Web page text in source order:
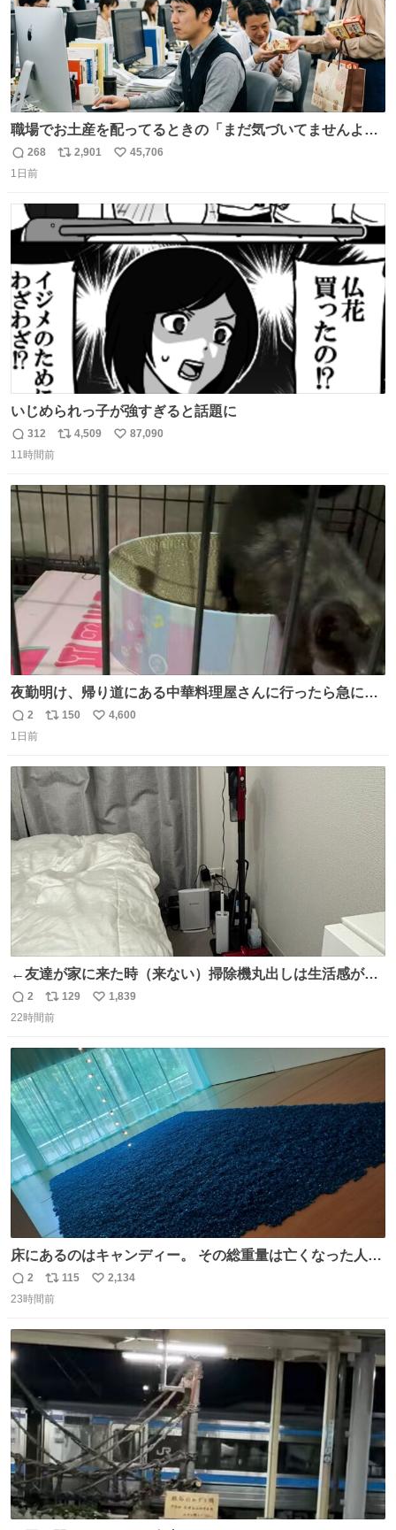
職場でお土産を配ってるときの「まだ気づいてませんよ」
的な演技が毎回シンドい。
返
信
268
リ
ト
数
2,901
い
数
45,706
1日前
いじめられっ子が強すぎると話題に
返
信
312
リ
ト
数
4,509
い
数
87,090
11時間前
夜勤明け、帰り道にある中華料理屋さんに行ったら急に
「トイレニネコチャンイルヨ！ドウブツスキデショ！」と
言われ(好きだけどさ……)とトイレ行ったらまじで可愛い
ね〜〜〜！
返
信
2
リ
ト
150
い
4,600
1日前
←友達が家に来た時（来ない）掃除機丸出しは生活感が出
てかっこ悪いなぁ →せや
返
信
2
リ
ポ
ト
数
129
い
数
1,839
22時間前
床にあるのはキャンディー。 その総重量は亡くなった人と
同等の重さだそうです。 鑑賞者は一つ持ち帰れますが、亡
くなった人の一部を持ち帰っているような感覚になりまし
術館
返
信
2
リ
ポ
ト
数
115
い
数
2,134
23時間前